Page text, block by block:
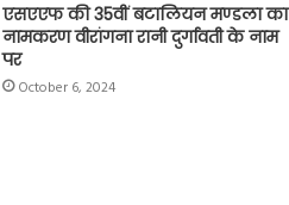
एसएएफ की 35वीं बटालियन मण्डला का
नामकरण वीरांगना रानी दुर्गावती के नाम
पर
October 6, 2024